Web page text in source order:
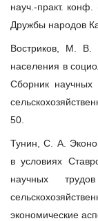
науч.-практ.
Дружбы народов
Востриков, М. В.
населения в
Сборник научных
50.
Тунин, С. А.
в условиях
научных
экономические